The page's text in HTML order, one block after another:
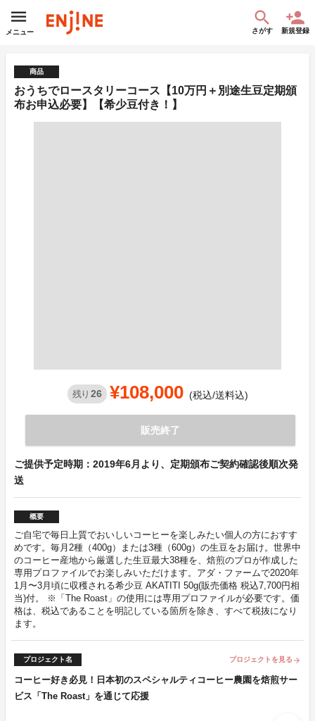
メニュー さがす 新規登録
商品
おうちでロースタリーコース【10万円＋別途生豆定期頒
布お申込必要】【希少豆付き！】
残り 26 ¥108,000 (税込/送料込)
販売終了
ご提供予定時期：2019年6月より、定期頒布ご契約確認後順次発
送
概要
ご自宅で毎日上質でおいしいコーヒーを楽しみたい個人の方におすす
めです。毎月2種（400g）または3種（600g）の生豆をお届け。世界中
のコーヒー産地から厳選した生豆最大38種を、焙煎のプロが作成した
専用プロファイルでお楽しみいただけます。アダ・ファームで2020年
1月〜3月頃に収穫される希少豆 AKATITI 50g(販売価格 税込7,700円相
当)付。 ※「The Roast」の使用には専用プロファイルが必要です。価
格は、税込であることを明記している箇所を除き、すべて税抜になり
ます。
プロジェクト名 プロジェクトを見る arrow_forward
コーヒー好き必見！日本初のスペシャルティコーヒー農園を焙煎サー
ビス「The Roast」を通じて応援